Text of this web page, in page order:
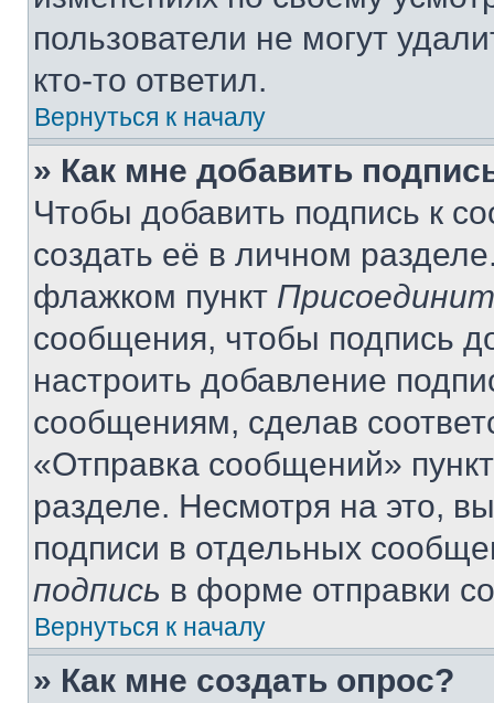
пользователи не могут
кто-то ответил.
Вернуться к началу
» Как мне добавить
Чтобы добавить подпись к
создать её в личном
флажком пункт
сообщения, чтобы подпись
настроить добавление
сообщениям, сделав
«Отправка сообщений»
разделе. Несмотря на это,
подписи в отдельных
подпись в форме отправки
Вернуться к началу
» Как мне создать опрос?